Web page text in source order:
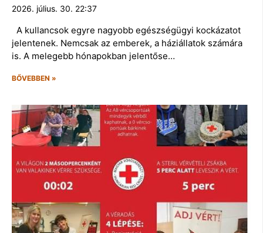
2026. július. 30. 22:37
A kullancsok egyre nagyobb egészségügyi kockázatot
jelentenek. Nemcsak az emberek, a háziállatok számára
is. A melegebb hónapokban jelentőse…
BŐVEBBEN »